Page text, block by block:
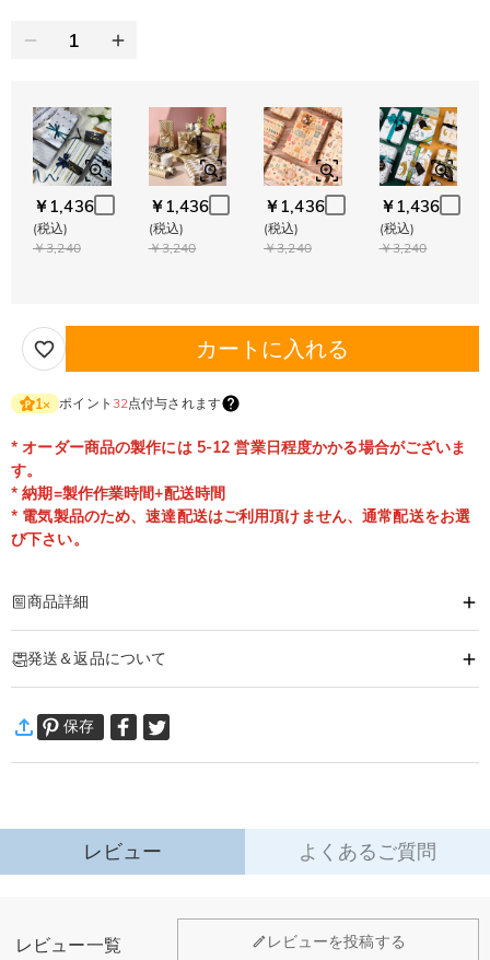
￥1,436
(税込)
￥3,240
￥1,436
(税込)
￥3,240
￥1,436
(税込)
￥3,240
￥1,436
(税込)
￥3,240
カートに入れる
1× ポイント 32点付与されます
* オーダー商品の製作には 5-12 営業日程度かかる場合がございま
す。
* 納期=製作作業時間+配送時間
* 電気製品のため、速達配送はご利用頂けません、通常配送をお選
び下さい。
商品詳細
好きなお写真やメッセージ入りで、「世界で１つだけ」のヴィンテージLEDラ
ンプになります。
お部屋を飾るインテリア雑貨にもオーダーメイドでき、あなたが大切に想うお
相手への贈りものにぴったり。
発送＆返品について
万一、ご注文商品にご満足いただけない場合は、商品が到着後60日
保存
レビュー よくあるご質問
レビュー一覧 レビューを投稿する
ホーム＆雑貨